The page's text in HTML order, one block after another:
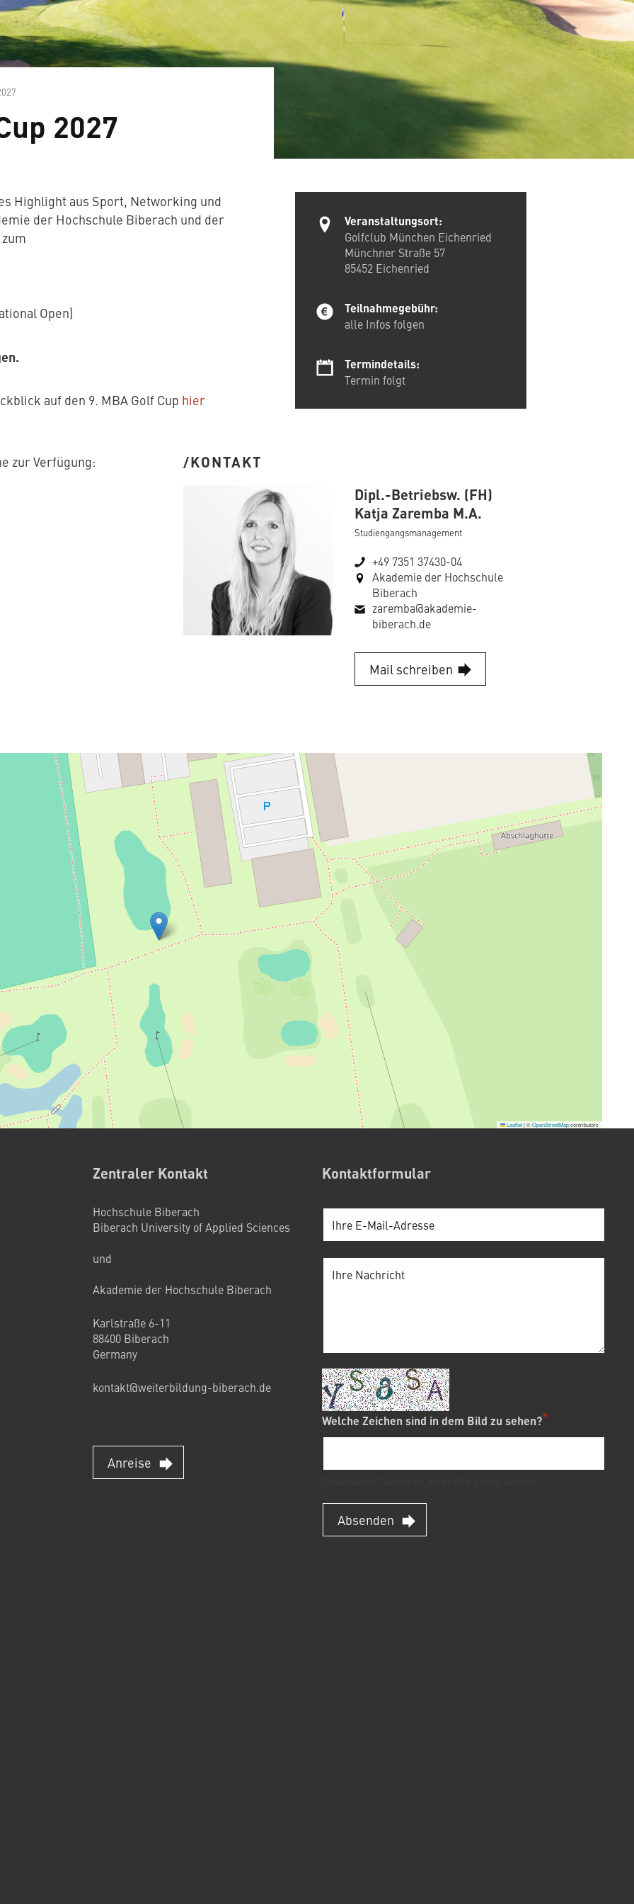
2027
Highlight aus Sport, Networking und
der Hochschule Biberach und der
Open)
auf den 9. MBA Golf Cup hier
Veranstaltungsort:
Golfclub München Eichenried
Münchner Straße 57
85452 Eichenried
Teilnahmegebühr:
alle Infos folgen
Termindetails:
Termin folgt
zur Verfügung:
KONTAKT
Dipl.-Betriebsw. (FH)
Katja Zaremba M.A.
Studiengangsmanagement
+49 7351 37430-04
Akademie der Hochschule
Biberach
zaremba@akademie-
biberach.de
Mail schreiben
Leaflet|©OpenStreetMapcontributors
Zentraler Kontakt
Hochschule Biberach
Biberach University of Applied Sciences
und
Akademie der Hochschule Biberach
Karlstraße 6-11
88400 Biberach
Germany
kontakt@weiterbildung-biberach.de
Anreise
Kontaktformular
Welche Zeichen sind in dem Bild zu sehen?
Absenden